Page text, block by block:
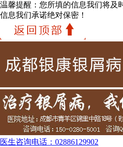
温馨提醒： 您所填的信息我们将及
信息我们承诺绝对保密！
医生咨询电话： 02886129902